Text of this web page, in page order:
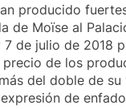
producido
de Moïse al
7 de julio de 2018
de los
del doble de su
de